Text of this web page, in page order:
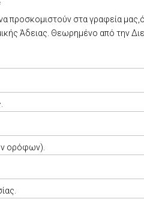
να προσκομιστούν στα γραφεία
Άδειας. Θεωρημένο από την
ορόφων).